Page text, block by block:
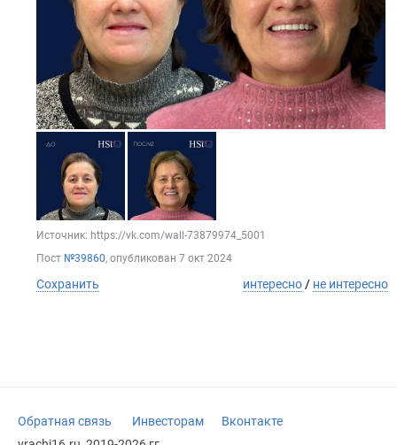
Источник: https://vk.com/wall-73879974_5001
Пост №39860, опубликован 7 окт 2024
Сохранить интересно / не интересно
Обратная связь Инвесторам
Вконтакте